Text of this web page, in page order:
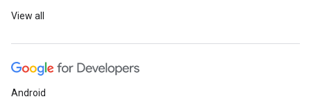
View all
Android